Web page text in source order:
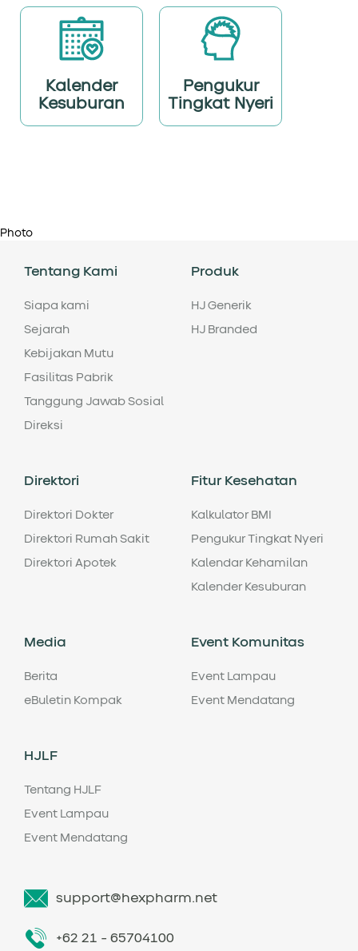
Kalender
Kesuburan
Pengukur
Tingkat Nyeri
Photo
Tentang Kami
Siapa kami
Sejarah
Kebijakan Mutu
Fasilitas Pabrik
Tanggung Jawab Sosial
Direksi
Produk
HJ Generik
HJ Branded
Direktori
Direktori Dokter
Direktori Rumah Sakit
Direktori Apotek
Fitur Kesehatan
Kalkulator BMI
Pengukur Tingkat Nyeri
Kalendar Kehamilan
Kalender Kesuburan
Media
Berita
eBuletin Kompak
Event Komunitas
Event Lampau
Event Mendatang
HJLF
Tentang HJLF
Event Lampau
Event Mendatang
support@hexpharm.net
+62 21 - 65704100